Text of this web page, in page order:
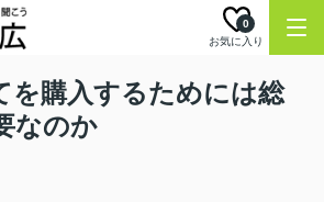
お気に入り
0
を購入するためには総
なのか